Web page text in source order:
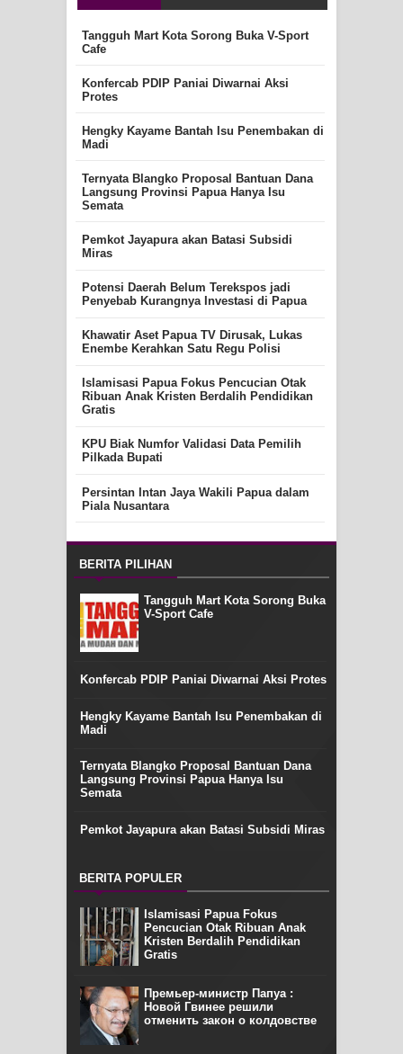
Tangguh Mart Kota Sorong Buka V-Sport
Cafe
Konfercab PDIP Paniai Diwarnai Aksi
Protes
Hengky Kayame Bantah Isu Penembakan di
Madi
Ternyata Blangko Proposal Bantuan Dana
Langsung Provinsi Papua Hanya Isu
Semata
Pemkot Jayapura akan Batasi Subsidi
Miras
Potensi Daerah Belum Terekspos jadi
Penyebab Kurangnya Investasi di Papua
Khawatir Aset Papua TV Dirusak, Lukas
Enembe Kerahkan Satu Regu Polisi
Islamisasi Papua Fokus Pencucian Otak
Ribuan Anak Kristen Berdalih Pendidikan
Gratis
KPU Biak Numfor Validasi Data Pemilih
Pilkada Bupati
Persintan Intan Jaya Wakili Papua dalam
Piala Nusantara
BERITA PILIHAN
Tangguh Mart Kota Sorong Buka
V-Sport Cafe
Konfercab PDIP Paniai Diwarnai Aksi Protes
Hengky Kayame Bantah Isu Penembakan di
Madi
Ternyata Blangko Proposal Bantuan Dana
Langsung Provinsi Papua Hanya Isu
Semata
Pemkot Jayapura akan Batasi Subsidi Miras
BERITA POPULER
Islamisasi Papua Fokus
Pencucian Otak Ribuan Anak
Kristen Berdalih Pendidikan
Gratis
Премьер-министр Папуа :
Новой Гвинее решили
отменить закон о колдовстве